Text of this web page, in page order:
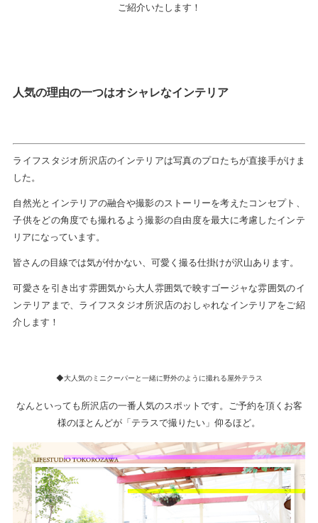
ご紹介いたします！
人気の理由の一つはオシャレなインテリア
ライフスタジオ所沢店のインテリアは写真のプロたちが直接手がけま
した。
自然光とインテリアの融合や撮影のストーリーを考えたコンセプト、
子供をどの角度でも撮れるよう撮影の自由度を最大に考慮したインテ
リアになっています。
皆さんの目線では気が付かない、可愛く撮る仕掛けが沢山あります。
可愛さを引き出す雰囲気から大人雰囲気で映すゴージャな雰囲気のイ
ンテリアまで、ライフスタジオ所沢店のおしゃれなインテリアをご紹
介します！
◆大人気のミニクーパーと一緒に野外のように撮れる屋外テラス
なんといっても所沢店の一番人気のスポットです。ご予約を頂くお客
様のほとんどが「テラスで撮りたい」仰るほど。